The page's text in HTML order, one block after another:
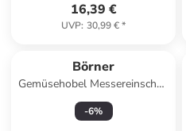
16,39 €
UVP: 30,99 €*
Börner
Gemüsehobel Messereinschub
3,5mm - Zubehör für V5
PowerLine in orange
-6%